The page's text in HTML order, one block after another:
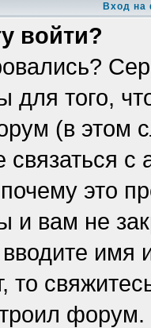
Вход на
войти?
для того,
(в этом
связаться
это
и вам не
то
форум.